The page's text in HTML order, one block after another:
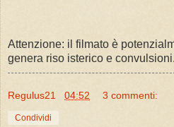
Attenzione: il filmato è
genera riso isterico e convulsioni.
Regulus21 04:52 3 commenti:
Condividi